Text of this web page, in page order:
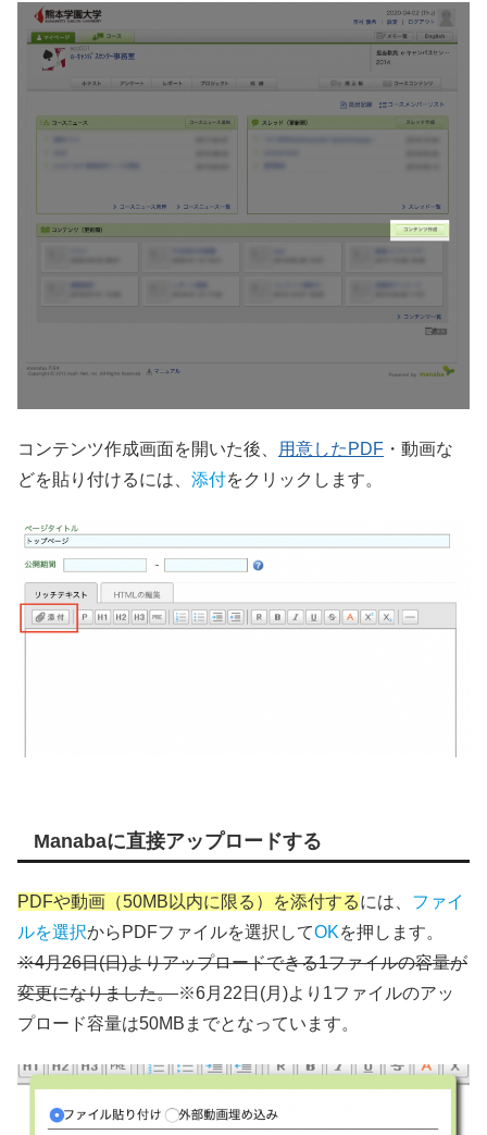
コンテンツ作成画面を開いた後、 用意したPDF ・動画な
どを貼り付けるには、 添付をクリックします。
Manabaに直接アップロードする
PDFや動画（50MB以内に限る）を添付するには、 ファイ
ルを選択からPDFファイルを選択してOKを押します。
※4月26日(日)よりアップロードできる1ファイルの容量が
変更になりました。※6月22日(月)より1ファイルのアッ
プロード容量は50MBまでとなっています。